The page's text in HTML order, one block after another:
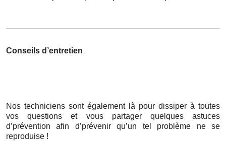
Conseils d’entretien
Nos techniciens sont également là pour dissiper à toutes
vos questions et vous partager quelques astuces
d’prévention afin d’prévenir qu’un tel problème ne se
reproduise !